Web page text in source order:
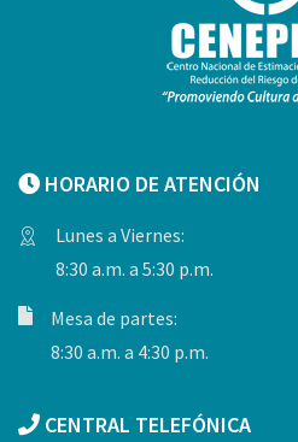
HORARIO DE ATENCIÓN
Lunes a Viernes:
8:30 a.m. a 5:30 p.m.
Mesa de partes:
8:30 a.m. a 4:30 p.m.
CENTRAL TELEFÓNICA